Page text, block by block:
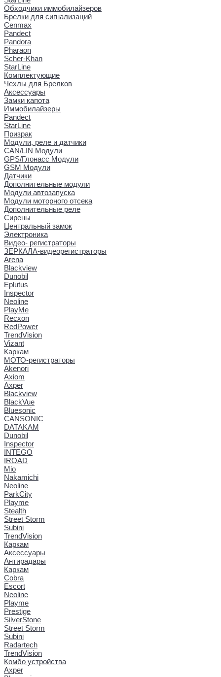
Обходчики иммобилайзеров
Брелки для сигнализаций
Cenmax
Pandect
Pandora
Pharaon
Scher-Khan
StarLine
Комплектующие
Чехлы для Брелков
Аксессуары
Замки капота
Иммобилайзеры
Pandect
StarLine
Призрак
Модули, реле и датчики
CAN/LIN Модули
GPS/Глонасс Модули
GSM Модули
Датчики
Дополнительные модули
Модули автозапуска
Модули моторного отсека
Дополнительные реле
Сирены
Центральный замок
Электроника
Видео- регистраторы
ЗЕРКАЛА-видеорегистраторы
Arena
Blackview
Dunobil
Eplutus
Inspector
Neoline
PlayMe
Recxon
RedPower
TrendVision
Vizant
Каркам
МОТО-регистраторы
Akenori
Axiom
Axper
Blackview
BlackVue
Bluesonic
CANSONIC
DATAKAM
Dunobil
Inspector
INTEGO
IROAD
Mio
Nakamichi
Neoline
ParkCity
Playme
Stealth
Street Storm
Subini
TrendVision
Каркам
Аксессуары
Антирадары
Каркам
Cobra
Escort
Neoline
Playme
Prestige
SilverStone
Street Storm
Subini
Radartech
TrendVision
Комбо устройства
Axper